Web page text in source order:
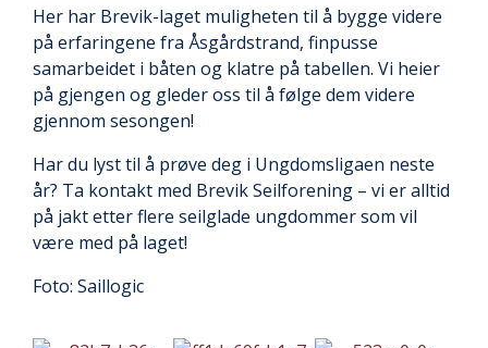
Her har Brevik-laget muligheten til å bygge videre
på erfaringene fra Åsgårdstrand, finpusse
samarbeidet i båten og klatre på tabellen. Vi heier
på gjengen og gleder oss til å følge dem videre
gjennom sesongen!
Har du lyst til å prøve deg i Ungdomsligaen neste
år? Ta kontakt med Brevik Seilforening – vi er alltid
på jakt etter flere seilglade ungdommer som vil
være med på laget!
Foto: Saillogic